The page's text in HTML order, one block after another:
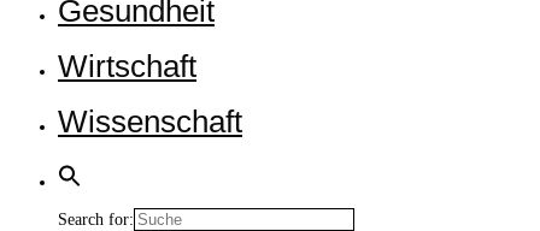
Gesund­heit
Wirt­schaft
Wis­sen­schaft
Search for: